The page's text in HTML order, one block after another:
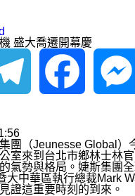
盛大喬遷開幕慶
Facebook
團（Jeunesse Global）
室來到台北市鄉林士林
氣勢與格局。婕斯集團
大中華區執行總裁Mark
證這重要時刻的到來。